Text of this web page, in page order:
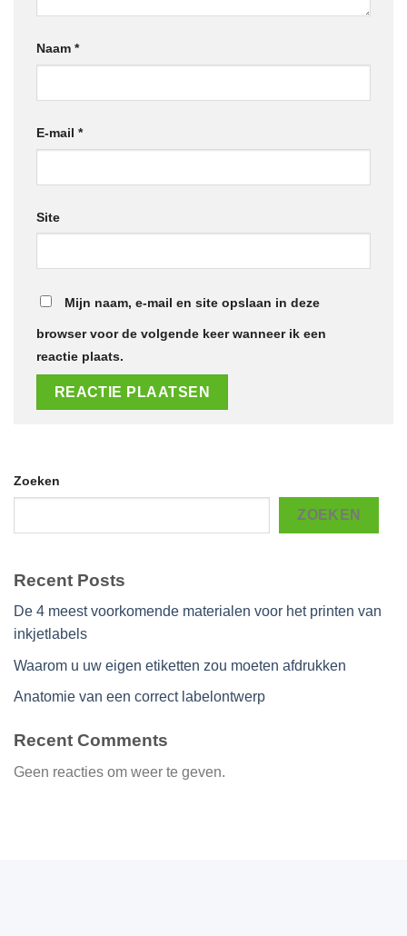
Naam *
E-mail *
Site
Mijn naam, e-mail en site opslaan in deze
browser voor de volgende keer wanneer ik een
reactie plaats.
Zoeken
ZOEKEN
Recent Posts
De 4 meest voorkomende materialen voor het printen van
inkjetlabels
Waarom u uw eigen etiketten zou moeten afdrukken
Anatomie van een correct labelontwerp
Recent Comments
Geen reacties om weer te geven.